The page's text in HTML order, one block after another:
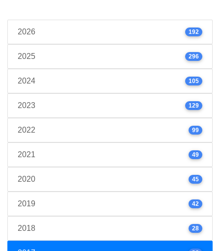
2026 192
2025 296
2024 105
2023 129
2022 99
2021 49
2020 45
2019 42
2018 28